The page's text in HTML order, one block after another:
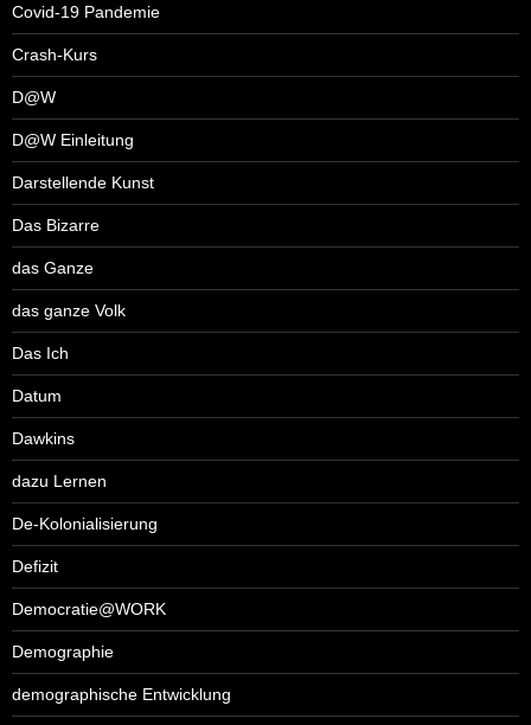
Covid-19 Pandemie
Crash-Kurs
D@W
D@W Einleitung
Darstellende Kunst
Das Bizarre
das Ganze
das ganze Volk
Das Ich
Datum
Dawkins
dazu Lernen
De-Kolonialisierung
Defizit
Democratie@WORK
Demographie
demographische Entwicklung